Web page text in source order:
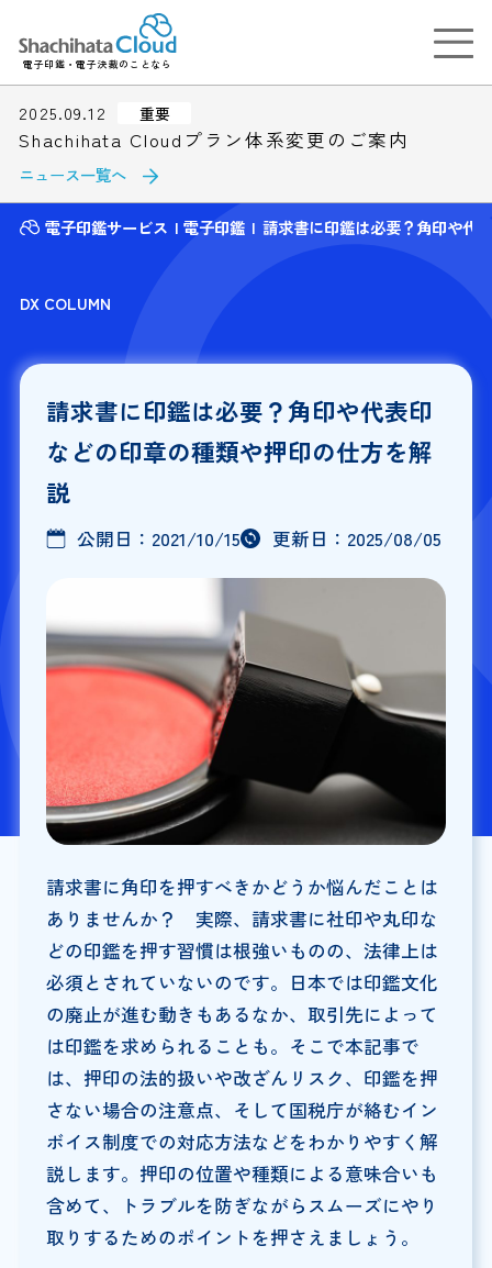
電子印鑑・電子決裁のことなら
2025.09.12 重要
Shachihata Cloudプラン体系変更のご案内
ニュース一覧へ
電子印鑑サービス 電子印鑑 請求書に印鑑は必要？角印や代
DX COLUMN
請求書に印鑑は必要？角印や代表印
などの印章の種類や押印の仕方を解
説
公開日： 2021/10/15 更新日： 2025/08/05
請求書に角印を押すべきかどうか悩んだことは
ありませんか？ 実際、請求書に社印や丸印な
どの印鑑を押す習慣は根強いものの、法律上は
必須とされていないのです。日本では印鑑文化
の廃止が進む動きもあるなか、取引先によって
は印鑑を求められることも。そこで本記事で
は、押印の法的扱いや改ざんリスク、印鑑を押
さない場合の注意点、そして国税庁が絡むイン
ボイス制度での対応方法などをわかりやすく解
説します。押印の位置や種類による意味合いも
含めて、トラブルを防ぎながらスムーズにやり
取りするためのポイントを押さえましょう。